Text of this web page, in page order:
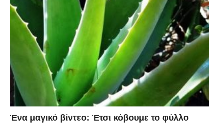
Ένα μαγικό βίντεο: Έτσι κόβουμε το φύλλο